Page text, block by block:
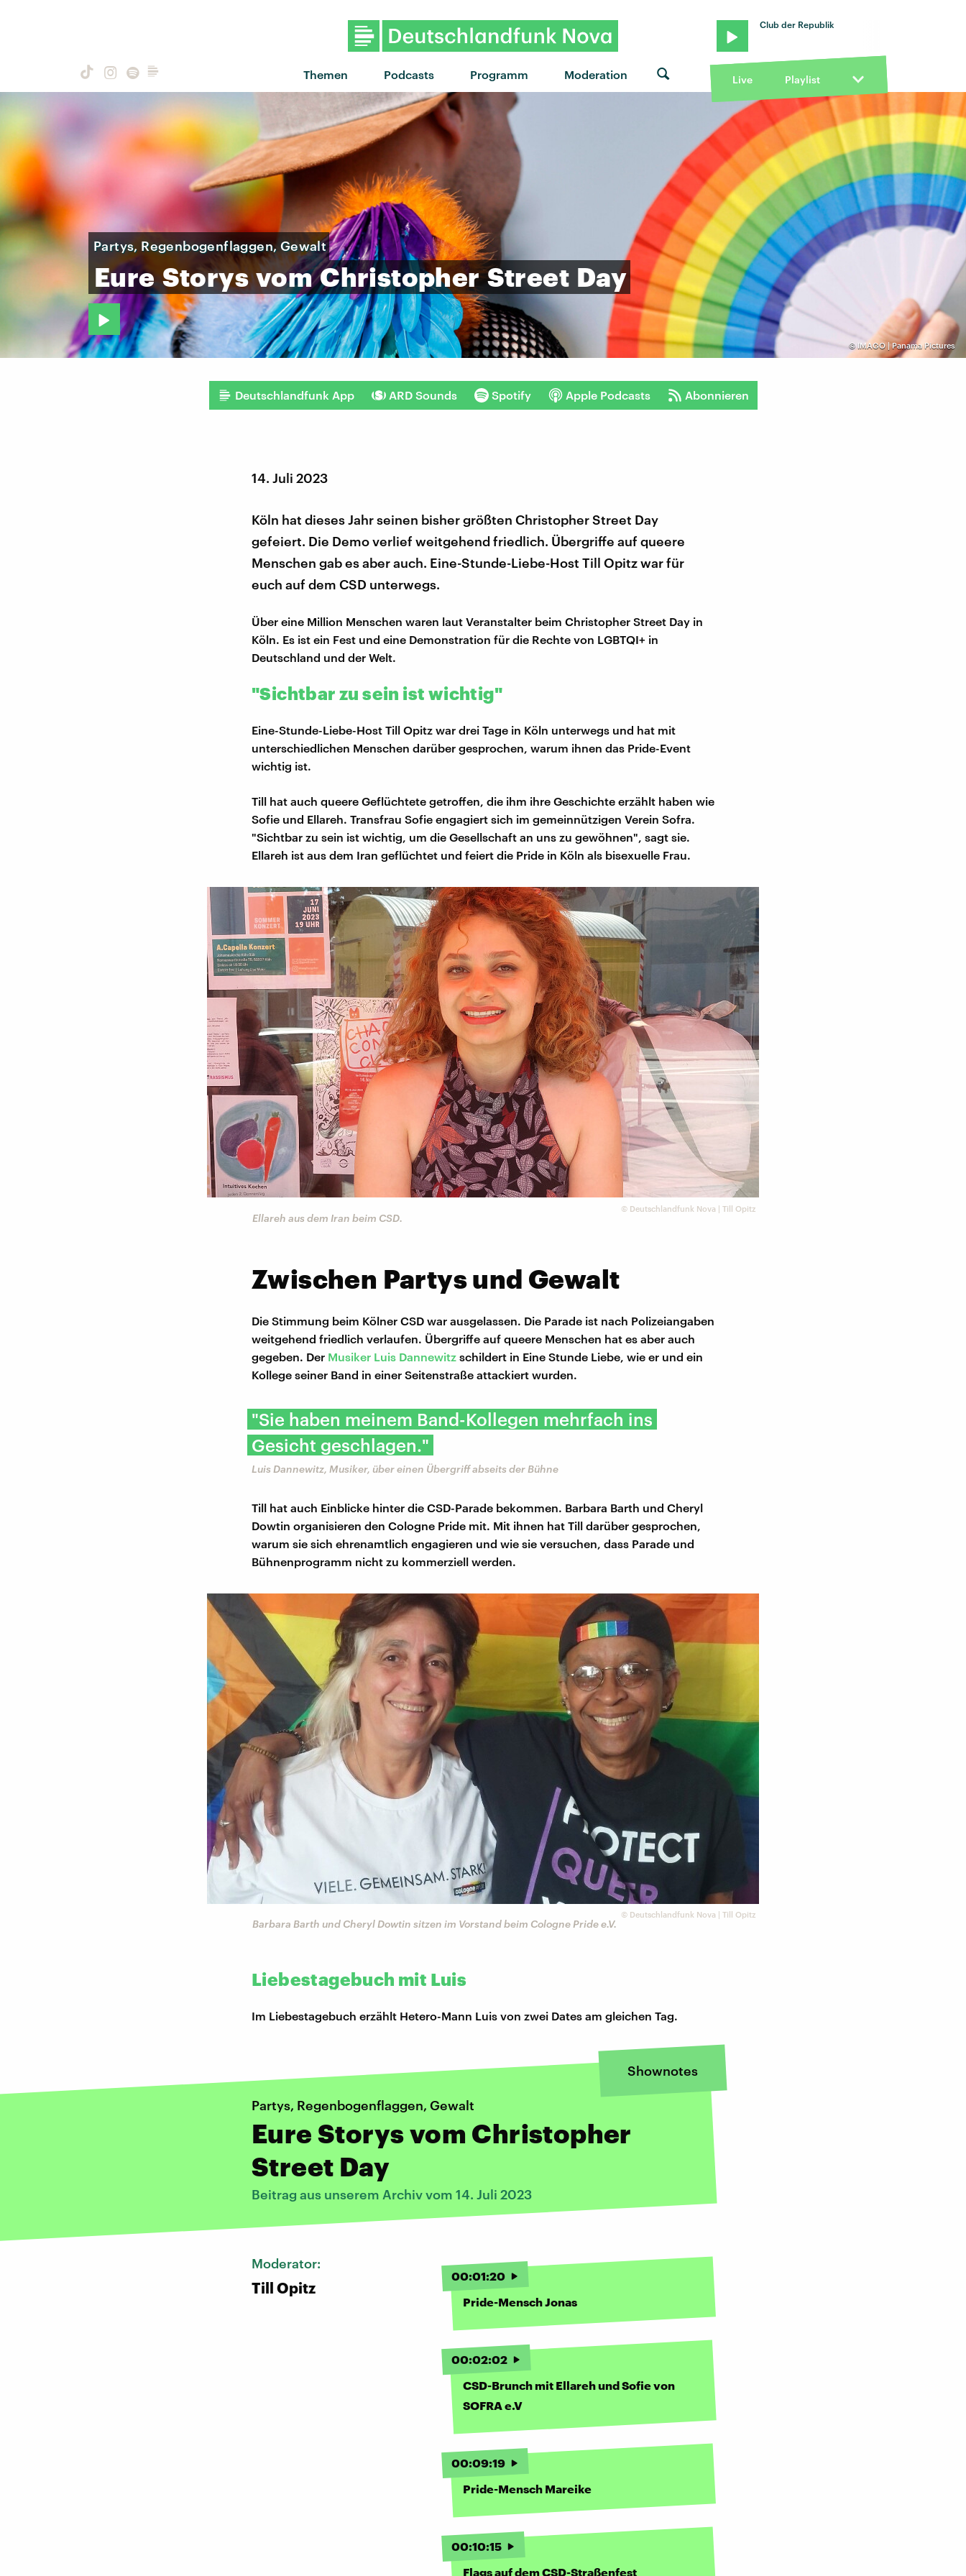
Themen Podcasts Programm Moderation
Club der Republik
Live Playlist
© IMAGO | Panama Pictures
Partys, Regenbogenflaggen, Gewalt
Eure Storys vom Christopher Street Day
Deutschlandfunk App ARD Sounds Spotify Apple Podcasts Abonnieren
14. Juli 2023
Köln hat dieses Jahr seinen bisher größten Christopher Street Day
gefeiert. Die Demo verlief weitgehend friedlich. Übergriffe auf queere
Menschen gab es aber auch. Eine-Stunde-Liebe-Host Till Opitz war für
euch auf dem CSD unterwegs.
Über eine Million Menschen waren laut Veranstalter beim Christopher Street Day in
Köln. Es ist ein Fest und eine Demonstration für die Rechte von LGBTQI+ in
Deutschland und der Welt.
"Sichtbar zu sein ist wichtig"
Eine-Stunde-Liebe-Host Till Opitz war drei Tage in Köln unterwegs und hat mit
unterschiedlichen Menschen darüber gesprochen, warum ihnen das Pride-Event
wichtig ist.
Till hat auch queere Geflüchtete getroffen, die ihm ihre Geschichte erzählt haben wie
Sofie und Ellareh. Transfrau Sofie engagiert sich im gemeinnützigen Verein Sofra.
"Sichtbar zu sein ist wichtig, um die Gesellschaft an uns zu gewöhnen", sagt sie.
Ellareh ist aus dem Iran geflüchtet und feiert die Pride in Köln als bisexuelle Frau.
© Deutschlandfunk Nova | Till Opitz
Ellareh aus dem Iran beim CSD.
Zwischen Partys und Gewalt
Die Stimmung beim Kölner CSD war ausgelassen. Die Parade ist nach Polizeiangaben
weitgehend friedlich verlaufen. Übergriffe auf queere Menschen hat es aber auch
gegeben. Der Musiker Luis Dannewitz schildert in Eine Stunde Liebe, wie er und ein
Kollege seiner Band in einer Seitenstraße attackiert wurden.
"Sie haben meinem Band-Kollegen mehrfach ins
Gesicht geschlagen."
Luis Dannewitz, Musiker, über einen Übergriff abseits der Bühne
Till hat auch Einblicke hinter die CSD-Parade bekommen. Barbara Barth und Cheryl
Dowtin organisieren den Cologne Pride mit. Mit ihnen hat Till darüber gesprochen,
warum sie sich ehrenamtlich engagieren und wie sie versuchen, dass Parade und
Bühnenprogramm nicht zu kommerziell werden.
© Deutschlandfunk Nova | Till Opitz
Barbara Barth und Cheryl Dowtin sitzen im Vorstand beim Cologne Pride e.V.
Liebestagebuch mit Luis
Im Liebestagebuch erzählt Hetero-Mann Luis von zwei Dates am gleichen Tag.
Shownotes
Partys, Regenbogenflaggen, Gewalt
Eure Storys vom Christopher
Street Day
Beitrag aus unserem Archiv vom 14. Juli 2023
Moderator:
Till Opitz
00:01:20
Pride-Mensch Jonas
00:02:02
CSD-Brunch mit Ellareh und Sofie von
SOFRA e.V
00:09:19
Pride-Mensch Mareike
00:10:15
Flags auf dem CSD-Straßenfest